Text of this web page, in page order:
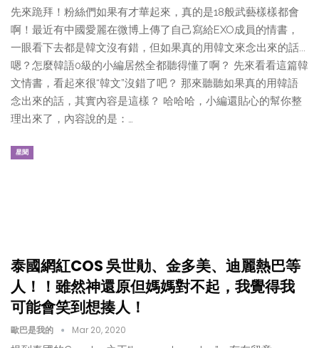
先來跪拜！粉絲們如果有才華起來，真的是18般武藝樣樣都會
啊！最近有中國愛麗在微博上傳了自己寫給EXO成員的情書，
一眼看下去都是韓文沒有錯，但如果真的用韓文來念出來的話...
嗯？怎麼韓語0級的小編居然全都聽得懂了啊？ 先來看看這篇韓
文情書，看起來很“韓文”沒錯了吧？ 那來聽聽如果真的用韓語
念出來的話，其實內容是這樣？ 哈哈哈，小編還貼心的幫你整
理出來了，內容說的是：…
星聞
泰國網紅COS 吳世勛、金多美、迪麗熱巴等
人！！雖然神還原但媽媽對不起，我覺得我
可能會笑到想揍人！
歐巴是我的 Mar 20, 2020